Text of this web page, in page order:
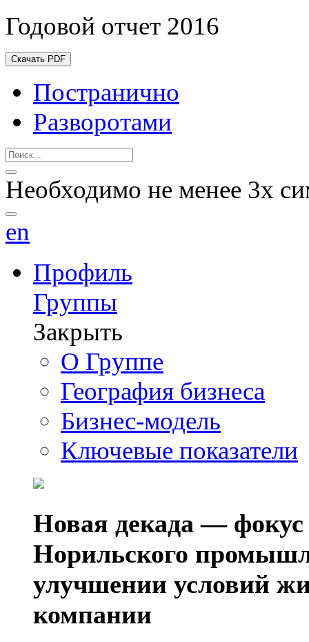
Годовой отчет 2016
Скачать PDF
Постранично
Разворотами
Необходимо не менее 3х
en
Профиль
Группы
Закрыть
О Группе
География бизнеса
Бизнес-модель
Ключевые показатели
Новая декада — фокус
Норильского
улучшении условий
компании